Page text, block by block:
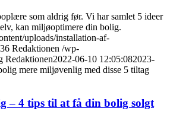
som aldrig før. Vi har samlet 5 ideer
kan miljøoptimere din bolig.
uploads/installation-af-
Redaktionen /wp-
Redaktionen2022-06-10 12:05:082023-
mere miljøvenlig med disse 5 tiltag
– 4 tips til at få din bolig solgt